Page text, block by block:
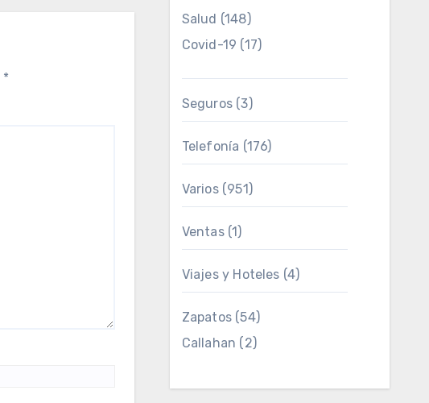
*
Salud (148)
Covid-19 (17)
Seguros(3)
Telefonía (176)
Varios(951)
Ventas(1)
Viajes y Hoteles (4)
Zapatos(54)
Callahan (2)